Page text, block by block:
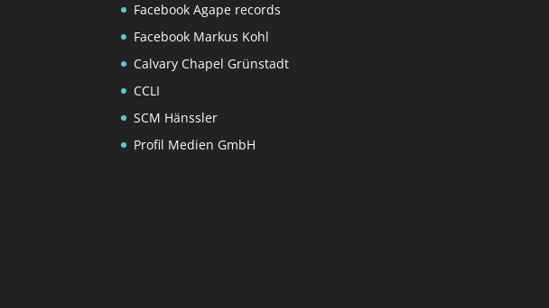
Facebook Agape records
Facebook Markus Kohl
Calvary Chapel Grünstadt
CCLI
SCM Hänssler
Profil Medien GmbH